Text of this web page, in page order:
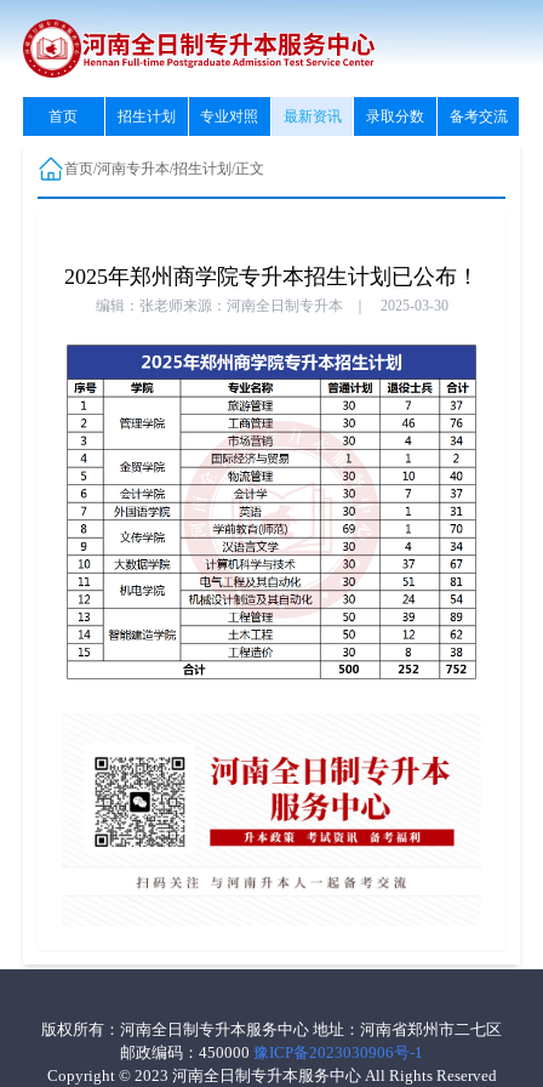
首页 招生计划 专业对照 最新资讯 录取分数 备考交流
首页/河南专升本/招生计划 /正文
2025年郑州商学院专升本招生计划已公布！
编辑：张老师来源：河南全日制专升本 2025-03-30
版权所有：河南全日制专升本服务中心 地址：河南省郑州市二七区
邮政编码：450000 豫ICP备2023030906号-1
Copyright © 2023 河南全日制专升本服务中心 All Rights Reserved